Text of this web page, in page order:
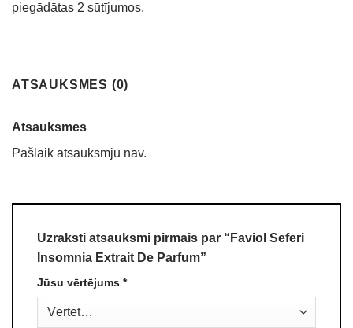
piegādātas 2 sūtījumos.
ATSAUKSMES (0)
Atsauksmes
Pašlaik atsauksmju nav.
Uzraksti atsauksmi pirmais par “Faviol Seferi
Insomnia Extrait De Parfum”
Jūsu vērtējums *